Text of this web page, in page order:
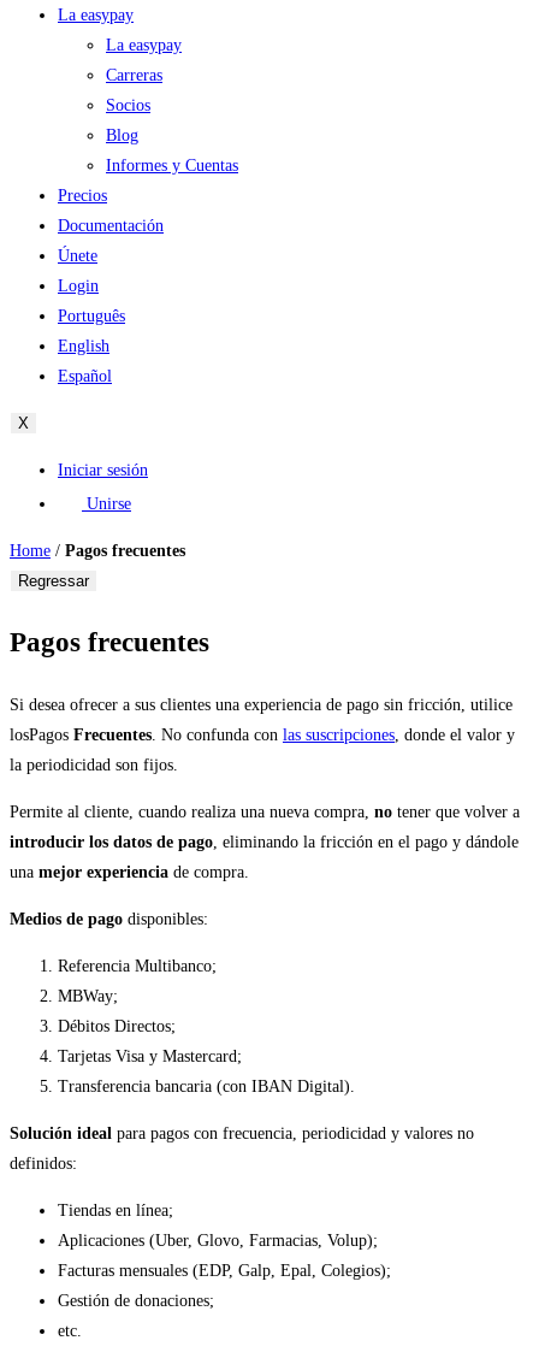
La easypay
La easypay
Carreras
Socios
Blog
Informes y Cuentas
Precios
Documentación
Únete
Login
Português
English
Español
X
Iniciar sesión
Unirse
Home / Pagos frecuentes
Regressar
Pagos frecuentes
Si desea ofrecer a sus clientes una experiencia de pago sin fricción, utilice
losPagos Frecuentes. No confunda con las suscripciones, donde el valor y
la periodicidad son fijos.
Permite al cliente, cuando realiza una nueva compra, no tener que volver a
introducir los datos de pago, eliminando la fricción en el pago y dándole
una mejor experiencia de compra.
Medios de pago disponibles:
Referencia Multibanco;
MBWay;
Débitos Directos;
Tarjetas Visa y Mastercard;
Transferencia bancaria (con IBAN Digital).
Solución ideal para pagos con frecuencia, periodicidad y valores no
definidos:
Tiendas en línea;
Aplicaciones (Uber, Glovo, Farmacias, Volup);
Facturas mensuales (EDP, Galp, Epal, Colegios);
Gestión de donaciones;
etc.